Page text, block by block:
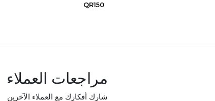
QR150
مراجعات العملاء
شارك أفكارك مع العملاء الآخرين